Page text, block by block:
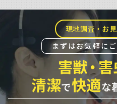
現地調査・お
まずはお気軽に
害獣・
清潔で快適な